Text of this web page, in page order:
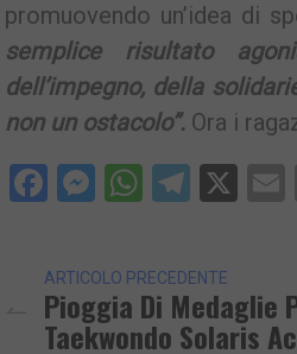
promuovendo un’idea di
semplice risultato
dell’impegno, della
non un ostacolo”. Ora i
Facebook
Messenger
X
ARTICOLO PRECEDENTE
Pioggia Di Medaglie
Taekwondo Solaris